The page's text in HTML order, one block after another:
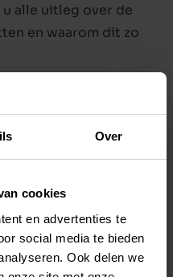
Over
cookies
en advertenties te
social media te bieden
Ook delen we
alle uitleg over de
en waarom dit zo